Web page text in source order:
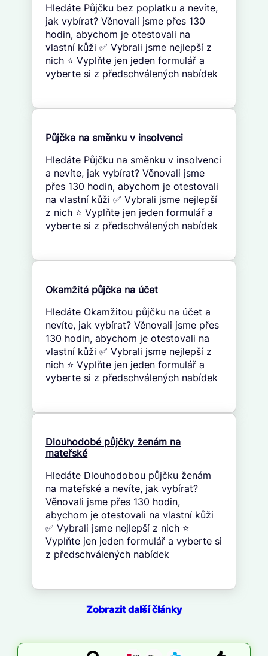
Hledáte Půjčku bez poplatku a nevíte,
jak vybírat? Věnovali jsme přes 130
hodin, abychom je otestovali na
vlastní kůži ✅ Vybrali jsme nejlepší z
nich ⭐ Vyplňte jen jeden formulář a
vyberte si z předschválených nabídek
Půjčka na směnku v insolvenci
Hledáte Půjčku na směnku v insolvenci
a nevíte, jak vybírat? Věnovali jsme
přes 130 hodin, abychom je otestovali
na vlastní kůži ✅ Vybrali jsme nejlepší
z nich ⭐ Vyplňte jen jeden formulář a
vyberte si z předschválených nabídek
Okamžitá půjčka na účet
Hledáte Okamžitou půjčku na účet a
nevíte, jak vybírat? Věnovali jsme přes
130 hodin, abychom je otestovali na
vlastní kůži ✅ Vybrali jsme nejlepší z
nich ⭐ Vyplňte jen jeden formulář a
vyberte si z předschválených nabídek
Dlouhodobé půjčky ženám na
mateřské
Hledáte Dlouhodobou půjčku ženám
na mateřské a nevíte, jak vybírat?
Věnovali jsme přes 130 hodin,
abychom je otestovali na vlastní kůži
✅ Vybrali jsme nejlepší z nich ⭐
Vyplňte jen jeden formulář a vyberte si
z předschválených nabídek
Zobrazit další články